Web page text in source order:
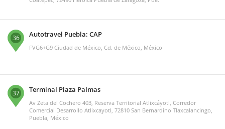
36 Autotravel Puebla: CAP
FVG6+G9 Ciudad de México, Cd. de México, México
37 Terminal Plaza Palmas
Av Zeta del Cochero 403, Reserva Territorial Atlixcáyotl, Corredor
Comercial Desarrollo Atlixcayotl, 72810 San Bernardino Tlaxcalancingo,
Puebla, México